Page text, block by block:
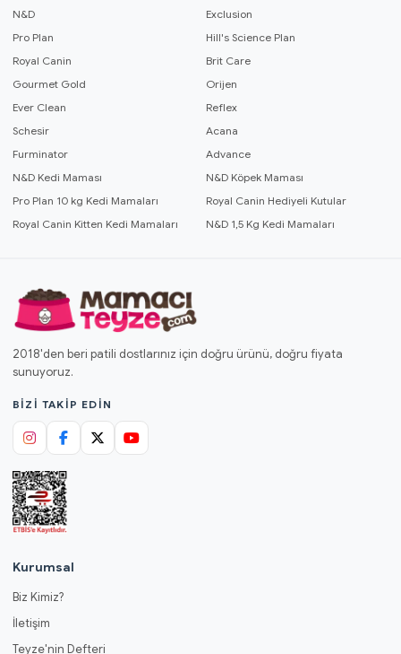
N&D
Exclusion
Pro Plan
Hill's Science Plan
Royal Canin
Brit Care
Gourmet Gold
Orijen
Ever Clean
Reflex
Schesir
Acana
Furminator
Advance
N&D Kedi Maması
N&D Köpek Maması
Pro Plan 10 kg Kedi Mamaları
Royal Canin Hediyeli Kutular
Royal Canin Kitten Kedi Mamaları
N&D 1,5 Kg Kedi Mamaları
2018'den beri patili dostlarınız için doğru ürünü, doğru fiyata
sunuyoruz.
BIZI TAKIP EDIN
Kurumsal
Biz Kimiz?
İletişim
Teyze'nin Defteri